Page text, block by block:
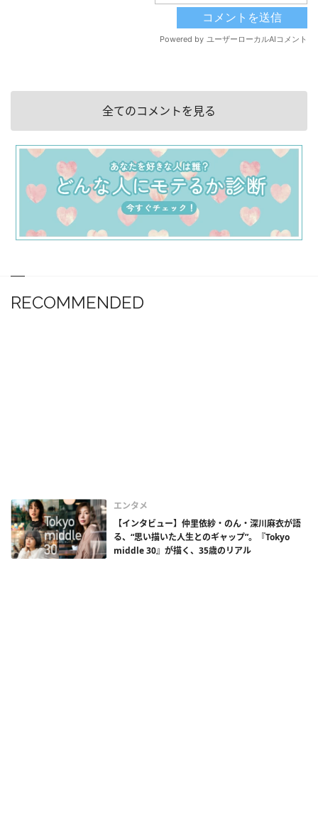
全てのコメントを見る
RECOMMENDED
エンタメ
【インタビュー】仲里依紗・のん・深川麻衣が語
る、“思い描いた人生とのギャップ”。『Tokyo
middle 30』が描く、35歳のリアル